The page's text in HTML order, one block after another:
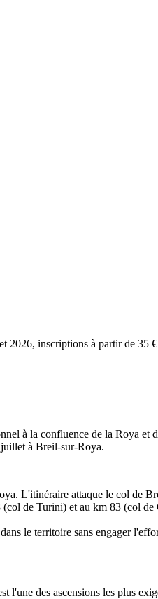
2026, inscriptions à partir de 35
à la confluence de la Roya
à Breil-sur-Roya.
L'itinéraire attaque le col de
de Turini) et au km 83 (col
le territoire sans engager
des ascensions les plus